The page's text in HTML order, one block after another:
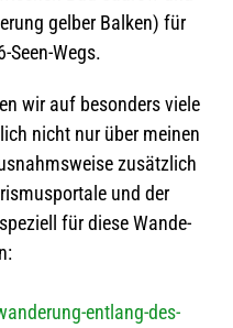
gel­ber Bal­ken) für
Seen-Wegs.
wir auf beson­ders viele
nicht nur über mei­nen
zusätz­lich
und der
für diese Wan­de­
entlang-des-